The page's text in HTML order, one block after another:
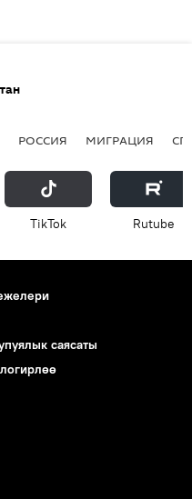
РОССИЯ МИГРАЦИЯ
ТikТоk Rutube
саясаты